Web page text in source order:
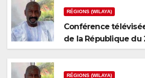
RÉGIONS (WILAYA)
Conférence
de la République du
RÉGIONS (WILAYA)